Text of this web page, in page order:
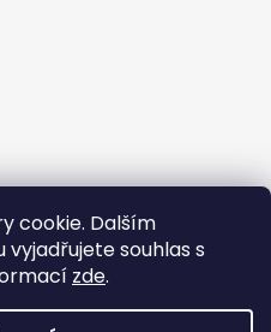
cookie. Dalším
souhlas s
zde.